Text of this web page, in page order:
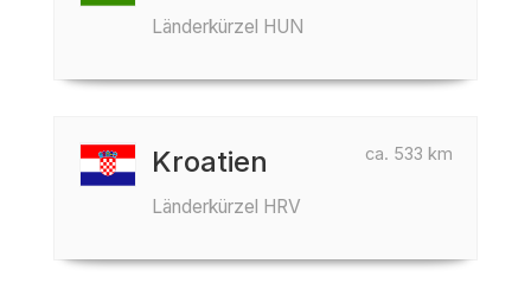
Länderkürzel HUN
ca. 533 km
Kroatien
Länderkürzel HRV